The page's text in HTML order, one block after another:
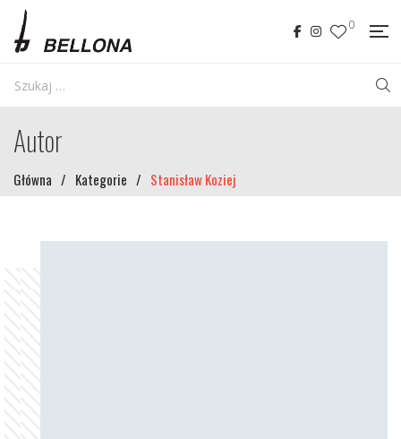
0
Autor
Główna / Kategorie / Stanisław Koziej